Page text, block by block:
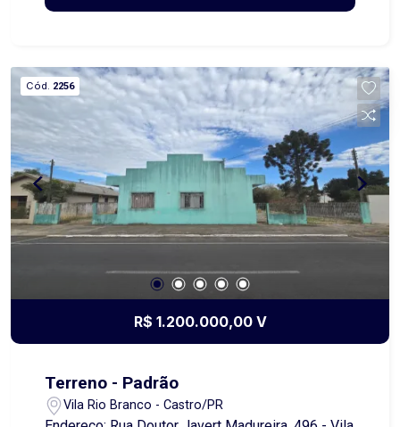
para movimentação logística ou entreposto de
parcial (metade). *Opção 1 (Metade): 504 m² com
18m de frente por 28m de extensão, à venda por
R$ 400 mil cada área. *Opção 2 (Área Total):
1.008 m² de Terreno, medindo 36m de frente por
28m de extensão, à venda por R$ 710 mil.
Interessou? Contate-nos! Oportunidade de preço
especial com redução de R$ 90 mil na área total
válida por tempo indeterminado!!
Cód. 2256
R$ 1.200.000,00 V
Terreno - Padrão
Vila Rio Branco - Castro/PR